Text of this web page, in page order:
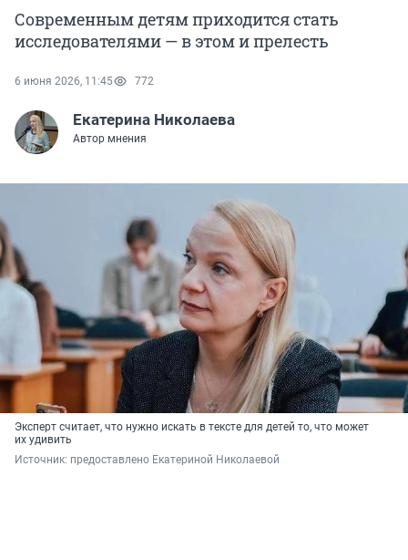
Современным детям приходится стать
исследователями — в этом и прелесть
6 июня 2026, 11:45 772
Екатерина Николаева
Автор мнения
Эксперт считает, что нужно искать в тексте для детей то, что может
их удивить
Источник: предоставлено Екатериной Николаевой